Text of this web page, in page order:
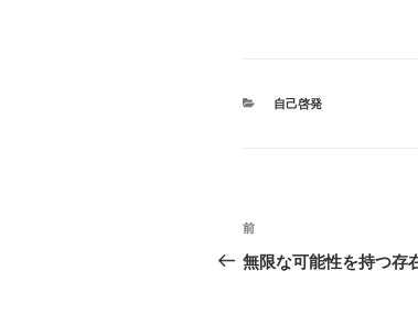
カ
自己啓発
投
稿
前
の
前
無限な可能性を持つ存